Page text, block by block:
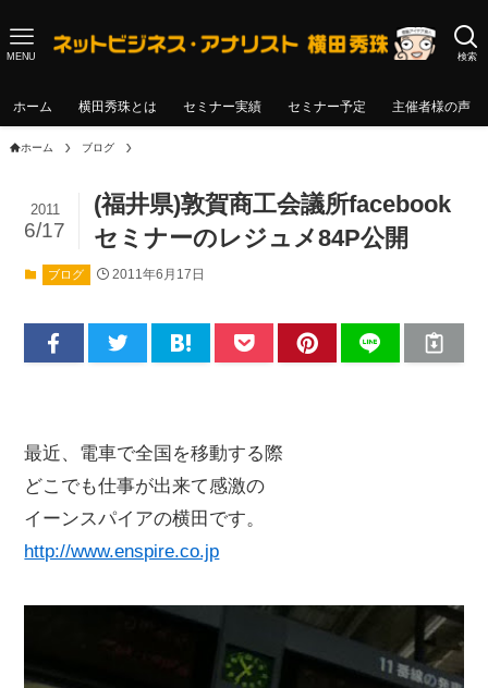
検索
MENU
ホーム 横田秀珠とは セミナー実績 セミナー予定 主催者様の声
ホーム ブログ
(福井県)敦賀商工会議所facebook
セミナーのレジュメ84P公開
2011
6/17
ブログ 2011年6月17日
最近、電車で全国を移動する際
どこでも仕事が出来て感激の
イーンスパイアの横田です。
http://www.enspire.co.jp